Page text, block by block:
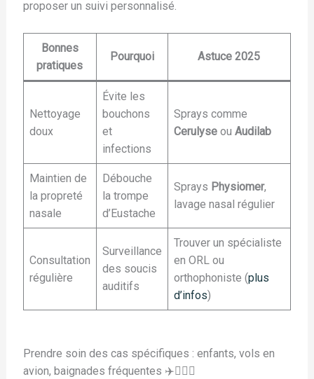
proposer un suivi personnalisé.
Bonnes
pratiques
Pourquoi Astuce 2025
Nettoyage
doux
Évite les
bouchons
et
infections
Sprays comme
Cerulyseou Audilab
Maintien de
la propreté
nasale
Débouche
la trompe
d’Eustache
Sprays Physiomer,
lavage nasal régulier
Consultation
régulière
Surveillance
des soucis
auditifs
Trouver un spécialiste
en ORL ou
orthophoniste (plus
d’infos)
Prendre soin des cas spécifiques : enfants, vols en
avion, baignades fréquentes ✈️🏊‍♂️👶